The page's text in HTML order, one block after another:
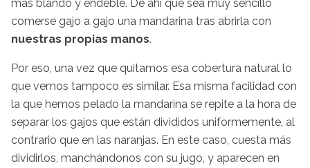
más blando y endeble. De ahí que sea muy sencillo
comerse gajo a gajo una mandarina tras abrirla con
nuestras propias manos.
Por eso, una vez que quitamos esa cobertura natural lo
que vemos tampoco es similar. Esa misma facilidad con
la que hemos pelado la mandarina se repite a la hora de
separar los gajos que están divididos uniformemente, al
contrario que en las naranjas. En este caso, cuesta más
dividirlos, manchándonos con su jugo, y aparecen en